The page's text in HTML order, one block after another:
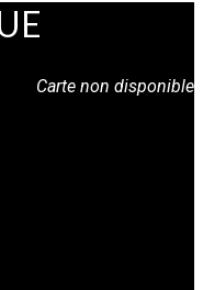
Carte non disponible